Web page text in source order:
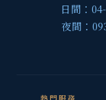
日間：
夜間：